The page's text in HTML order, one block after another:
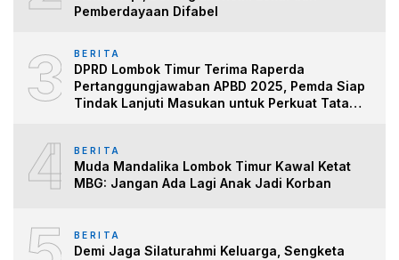
Pemberdayaan Difabel
3 BERITA
DPRD Lombok Timur Terima Raperda
Pertanggungjawaban APBD 2025, Pemda Siap
Tindak Lanjuti Masukan untuk Perkuat Tata
4 BERITA
Muda Mandalika Lombok Timur Kawal Ketat
MBG: Jangan Ada Lagi Anak Jadi Korban
BERITA
Demi Jaga Silaturahmi Keluarga, Sengketa